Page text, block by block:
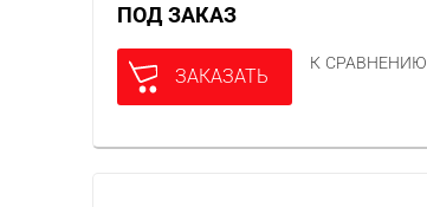
ПОД ЗАКАЗ
ЗАКАЗАТЬ
К СРАВНЕНИЮ